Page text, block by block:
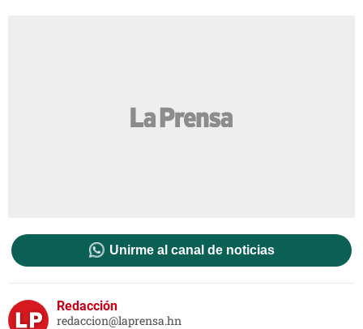
Unirme al canal de noticias
Redacción
redaccion@laprensa.hn